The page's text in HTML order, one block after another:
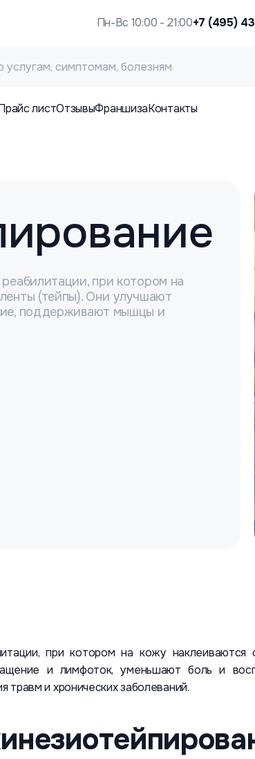
Пн-Вс 10:00 - 21:00+7 (495)
листОтзывыФраншизаКонтакты
при котором на
(тейпы). Они улучшают
поддерживают мышцы и
при котором на кожу наклеиваются
и лимфоток, уменьшают боль и
травм и хронических заболеваний.